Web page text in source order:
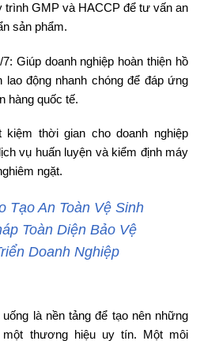
trình GMP và HACCP để tư vấn an
sản phẩm.
Giúp doanh nghiệp hoàn thiện hồ
động nhanh chóng để đáp ứng
hàng quốc tế.
kiệm thời gian cho doanh nghiệp
vụ huấn luyện và kiểm định máy
ngặt.
Tạo An Toàn Vệ Sinh
Toàn Diện Bảo Vệ
Doanh Nghiệp
là nền tảng để tạo nên những
thương hiệu uy tín. Một môi